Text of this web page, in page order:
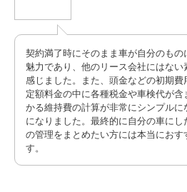
契約満了時にそのまま車が自分のも
魅力であり、他のリース会社にはない
感じました。また、頭金などの初期
定額料金の中に各種税金や車検代が
かる維持費の計算が非常にシンプル
になりました。最終的に自分の車に
の管理をまとめたい方には本当にお
す。